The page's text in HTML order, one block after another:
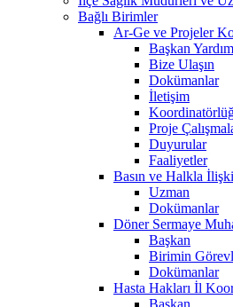
Bağlı Birimler
Ar-Ge ve Projeler
Başkan
Bize Ulaşın
Dokümanlar
İletişim
Proje
Duyurular
Faaliyetler
Basın ve Halkla
Uzman
Dokümanlar
Döner Sermaye
Başkan
Birimin
Dokümanlar
Hasta Hakları İl
Başkan